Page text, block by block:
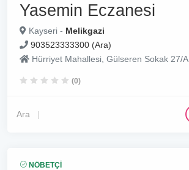
Yasemin Eczanesi
Kayseri - Melikgazi
903523333300 (Ara)
Hürriyet Mahallesi, Gülseren Sokak 27/A
(0)
Ara
NÖBETÇI